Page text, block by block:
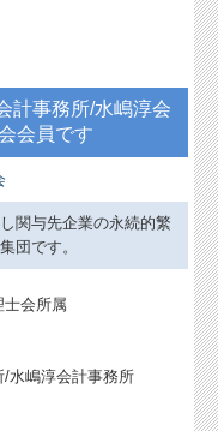
計事務所/水嶋淳会
会員です
関与先企業の永続的繁
団です。
士会所属
水嶋淳会計事務所